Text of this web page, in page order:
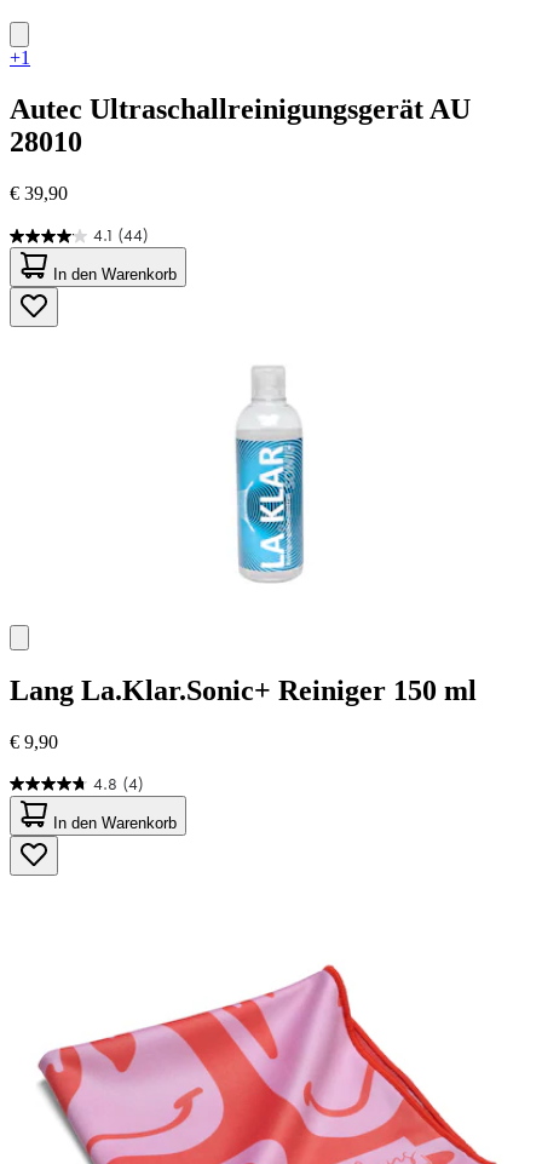
+1
Autec Ultraschallreinigungsgerät AU
28010
€ 39,90
4.1 (44)
4.1
von
5
Sternen.
44
In den Warenkorb
Lang La.Klar.Sonic+ Reiniger 150 ml
€ 9,90
4.8 (4)
4.8
von
5
Sternen.
4
In den Warenkorb